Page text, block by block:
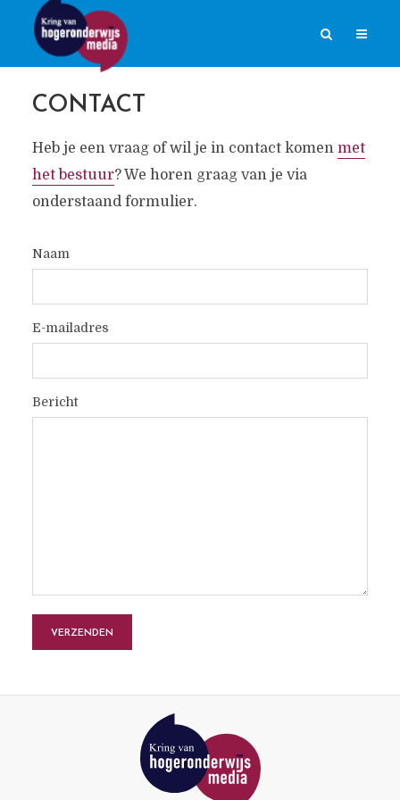
CONTACT
Heb je een vraag of wil je in contact komen met
het bestuur? We horen graag van je via
onderstaand formulier.
Naam
E-mailadres
Bericht